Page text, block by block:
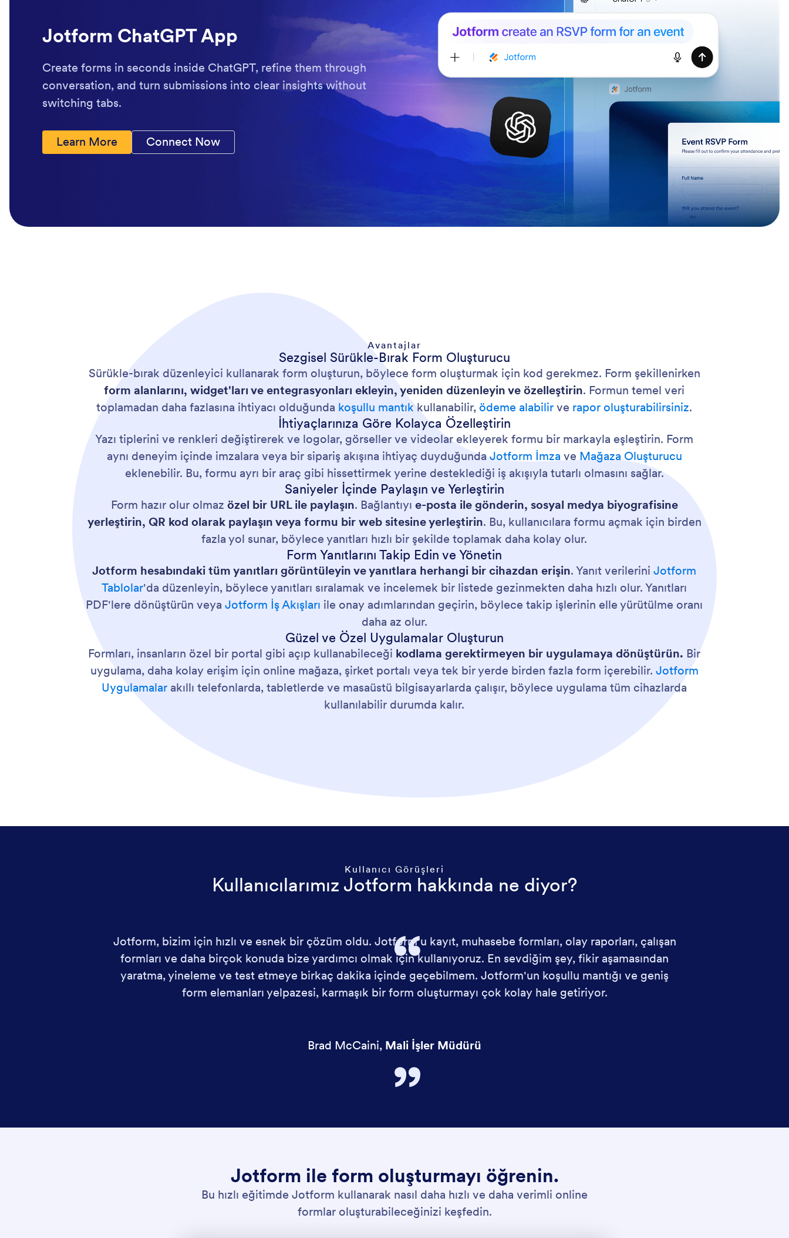
Jotform ChatGPT App
Create forms in seconds inside ChatGPT, refine them through
conversation, and turn submissions into clear insights without
switching tabs.
Learn More Connect Now
Avantajlar
Sezgisel Sürükle-Bırak Form Oluşturucu
Sürükle-bırak düzenleyici kullanarak form oluşturun, böylece form oluşturmak için kod gerekmez. Form şekillenirken
form alanlarını, widget'ları ve entegrasyonları ekleyin, yeniden düzenleyin ve özelleştirin. Formun temel veri
toplamadan daha fazlasına ihtiyacı olduğunda koşullu mantık kullanabilir, ödeme alabilirve rapor oluşturabilirsiniz.
İhtiyaçlarınıza Göre Kolayca Özelleştirin
Yazı tiplerini ve renkleri değiştirerek ve logolar, görseller ve videolar ekleyerek formu bir markayla eşleştirin. Form
aynı deneyim içinde imzalara veya bir sipariş akışına ihtiyaç duyduğundaJotform İmza ve Mağaza Oluşturucu
eklenebilir. Bu, formu ayrı bir araç gibi hissettirmek yerine desteklediği iş akışıyla tutarlı olmasını sağlar.
Saniyeler İçinde Paylaşın ve Yerleştirin
Form hazır olur olmaz özel bir URL ile paylaşın. Bağlantıyı e-posta ile gönderin, sosyal medya biyografisine
yerleştirin, QR kod olarak paylaşın veya formu bir web sitesine yerleştirin. Bu, kullanıcılara formu açmak için birden
fazla yol sunar, böylece yanıtları hızlı bir şekilde toplamak daha kolay olur.
Form Yanıtlarını Takip Edin ve Yönetin
Jotform hesabındaki tüm yanıtları görüntüleyin ve yanıtlara herhangi bir cihazdan erişin. Yanıt verileriniJotform
Tablolar'da düzenleyin, böylece yanıtları sıralamak ve incelemek bir listede gezinmekten daha hızlı olur. Yanıtları
PDF'lere dönüştürün veyaJotform İş Akışları ile onay adımlarından geçirin, böylece takip işlerinin elle yürütülme oranı
daha az olur.
Güzel ve Özel Uygulamalar Oluşturun
Formları, insanların özel bir portal gibi açıp kullanabileceği kodlama gerektirmeyen bir uygulamaya dönüştürün. Bir
uygulama, daha kolay erişim için online mağaza, şirket portalı veya tek bir yerde birden fazla form içerebilir. Jotform
Uygulamalar akıllı telefonlarda, tabletlerde ve masaüstü bilgisayarlarda çalışır, böylece uygulama tüm cihazlarda
kullanılabilir durumda kalır.
Kullanıcı Görüşleri
Kullanıcılarımız Jotform hakkında ne diyor?
Jotform, bizim için hızlı ve esnek bir çözüm oldu. Jotform'u kayıt, muhasebe formları, olay raporları, çalışan
formları ve daha birçok konuda bize yardımcı olmak için kullanıyoruz. En sevdiğim şey, fikir aşamasından
yaratma, yineleme ve test etmeye birkaç dakika içinde geçebilmem. Jotform'un koşullu mantığı ve geniş
form elemanları yelpazesi, karmaşık bir form oluşturmayı çok kolay hale getiriyor.
Brad McCaini, Mali İşler Müdürü
Jotform ile form oluşturmayı öğrenin.
Bu hızlı eğitimde Jotform kullanarak nasıl daha hızlı ve daha verimli online
formlar oluşturabileceğinizi keşfedin.